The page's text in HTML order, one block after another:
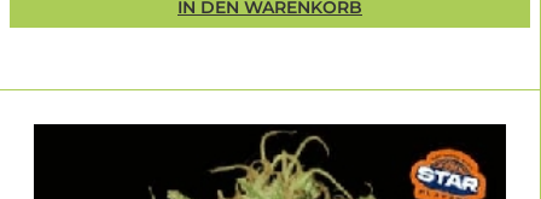
IN DEN WARENKORB